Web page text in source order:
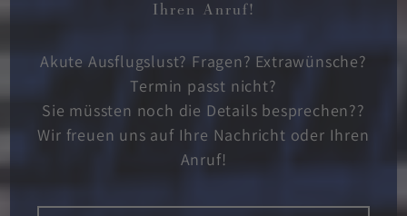
Ihren Anruf!
Akute Ausflugslust? Fragen? Extrawünsche?
Termin passt nicht?
Sie müssten noch die Details besprechen??
Wir freuen uns auf Ihre Nachricht oder Ihren
Anruf!